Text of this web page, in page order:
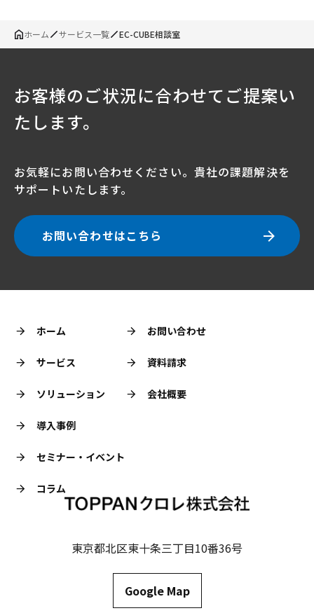
ホーム サービス一覧 EC-CUBE相談室
お客様のご状況に合わせてご提案い
たします。
お気軽にお問い合わせください。貴社の課題解決を
サポートいたします。
お問い合わせはこちら
東京都北区東十条三丁目10番36号
Google Map
ホーム
サービス
ソリューション
導入事例
セミナー・イベント
コラム
お問い合わせ
資料請求
会社概要